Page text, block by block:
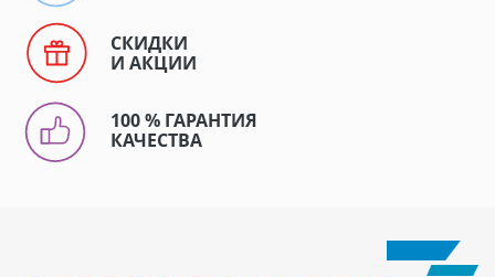
СКИДКИ
И АКЦИИ
100 % ГАРАНТИЯ
КАЧЕСТВА